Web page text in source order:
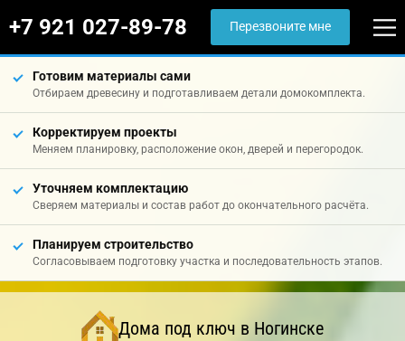
+7 921 027-89-78 Перезвоните мне
Готовим материалы сами
Отбираем древесину и подготавливаем детали домокомплекта.
Корректируем проекты
Меняем планировку, расположение окон, дверей и перегородок.
Уточняем комплектацию
Сверяем материалы и состав работ до окончательного расчёта.
Планируем строительство
Согласовываем подготовку участка и последовательность этапов.
Дома под ключ в Ногинске